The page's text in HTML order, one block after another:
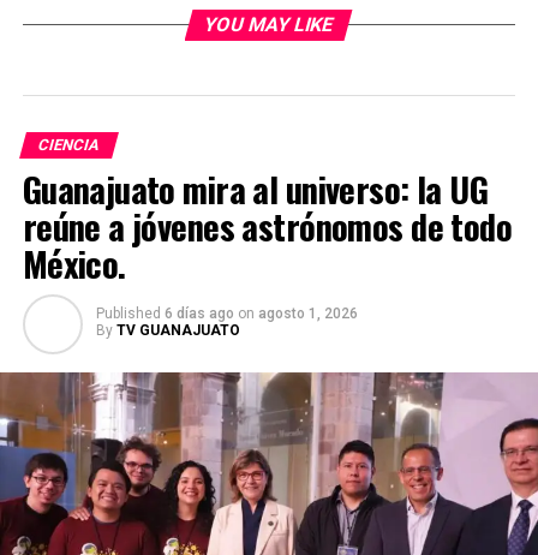
YOU MAY LIKE
CIENCIA
Guanajuato mira al universo: la UG
reúne a jóvenes astrónomos de todo
México.
Published 6 días ago on agosto 1, 2026
By TV GUANAJUATO